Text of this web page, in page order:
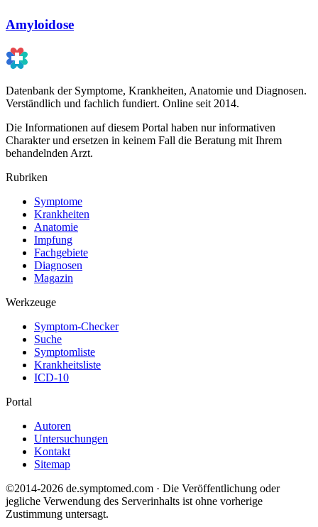
Amyloidose
Datenbank der Symptome, Krankheiten, Anatomie und Diagnosen.
Verständlich und fachlich fundiert. Online seit 2014.
Die Informationen auf diesem Portal haben nur informativen
Charakter und ersetzen in keinem Fall die Beratung mit Ihrem
behandelnden Arzt.
Rubriken
Symptome
Krankheiten
Anatomie
Impfung
Fachgebiete
Diagnosen
Magazin
Werkzeuge
Symptom-Checker
Suche
Symptomliste
Krankheitsliste
ICD-10
Portal
Autoren
Untersuchungen
Kontakt
Sitemap
©2014-2026 de.symptomed.com · Die Veröffentlichung oder
jegliche Verwendung des Serverinhalts ist ohne vorherige
Zustimmung untersagt.